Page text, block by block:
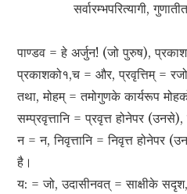
सर्वारम्भपरित्यागी,
पाण्डव = हे अर्जुन! (जो पुरुष),
प्रकाशको१,च = और, प्रवृत्तिम् =
तथा, मोहम् = तमोगुणके कार्यरूप
सम्प्रवृत्तानि = प्रवृत्त होनेपर
न = न, निवृत्तानि = निवृत्त होनेपर
है।
य: = जो, उदासीनवत् = साक्षीके